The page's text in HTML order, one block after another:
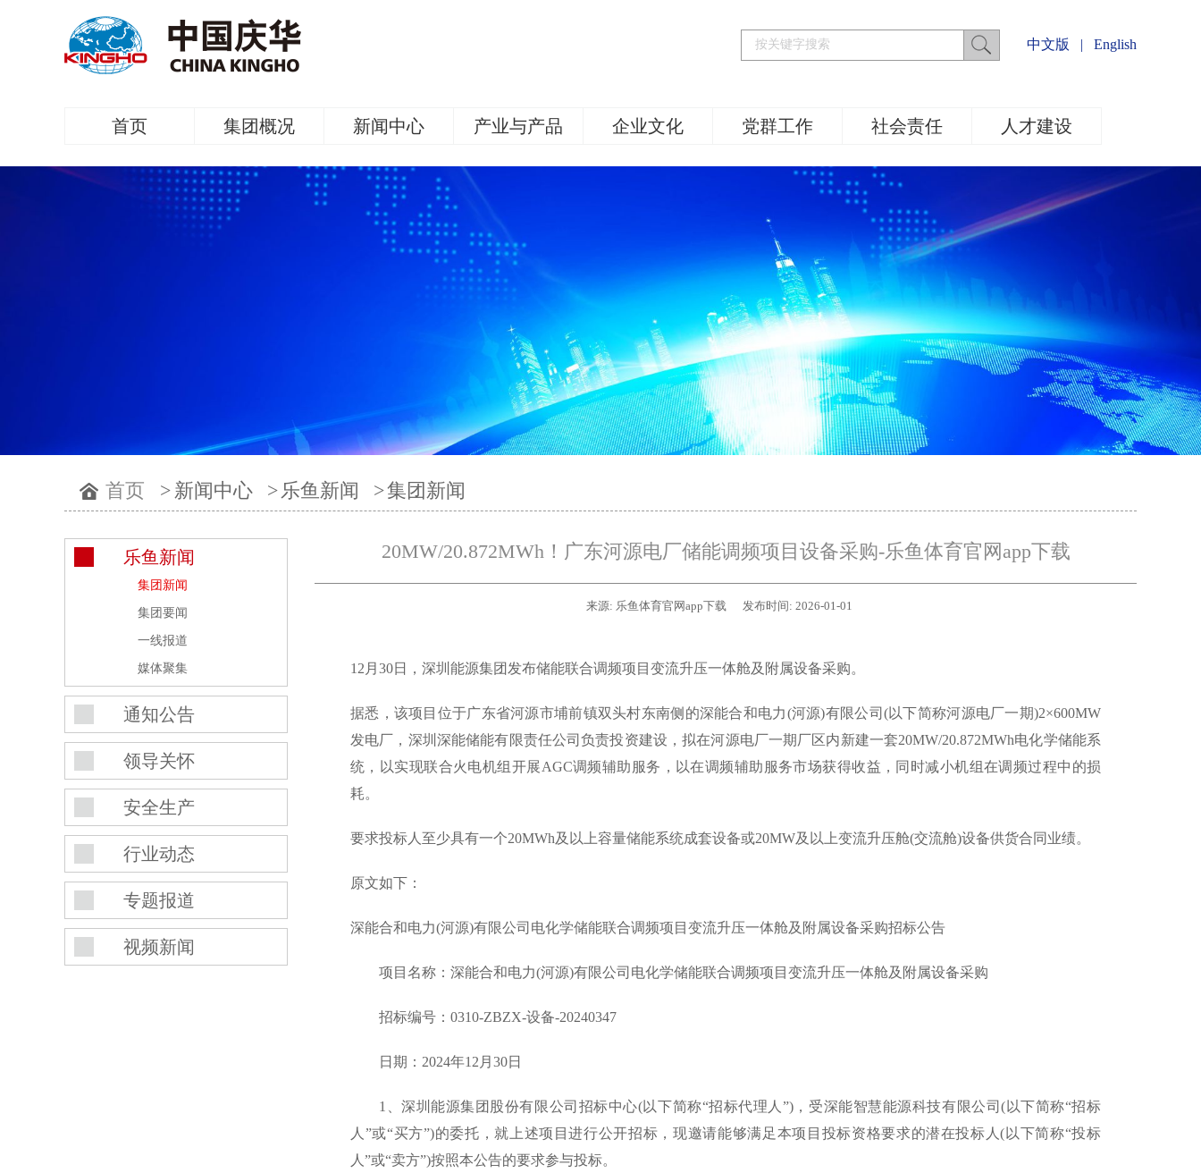
中文版 | English
首页 集团概况 新闻中心 产业与产品 企业文化 党群工作 社会责任 人才建设
首页 > 新闻中心 > 乐鱼新闻 >集团新闻
乐鱼新闻
集团新闻
集团要闻
一线报道
媒体聚集
通知公告
领导关怀
安全生产
行业动态
专题报道
视频新闻
20MW/20.872MWh！广东河源电厂储能调频项目设备采购-乐鱼体育官网app下载
来源: 乐鱼体育官网app下载 发布时间: 2026-01-01
12月30日，深圳能源集团发布储能联合调频项目变流升压一体舱及附属设备采购。
据悉，该项目位于广东省河源市埔前镇双头村东南侧的深能合和电力(河源)有限公司(以下简称河源电厂一期)2×600MW
发电厂，深圳深能储能有限责任公司负责投资建设，拟在河源电厂一期厂区内新建一套20MW/20.872MWh电化学储能系
统，以实现联合火电机组开展AGC调频辅助服务，以在调频辅助服务市场获得收益，同时减小机组在调频过程中的损
耗。
要求投标人至少具有一个20MWh及以上容量储能系统成套设备或20MW及以上变流升压舱(交流舱)设备供货合同业绩。
原文如下：
深能合和电力(河源)有限公司电化学储能联合调频项目变流升压一体舱及附属设备采购招标公告
项目名称：深能合和电力(河源)有限公司电化学储能联合调频项目变流升压一体舱及附属设备采购
招标编号：0310-ZBZX-设备-20240347
日期：2024年12月30日
1、深圳能源集团股份有限公司招标中心(以下简称“招标代理人”)，受深能智慧能源科技有限公司(以下简称“招标
人”或“买方”)的委托，就上述项目进行公开招标，现邀请能够满足本项目投标资格要求的潜在投标人(以下简称“投标
人”或“卖方”)按照本公告的要求参与投标。